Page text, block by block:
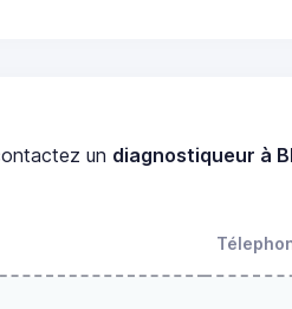
un diagnostiqueur à